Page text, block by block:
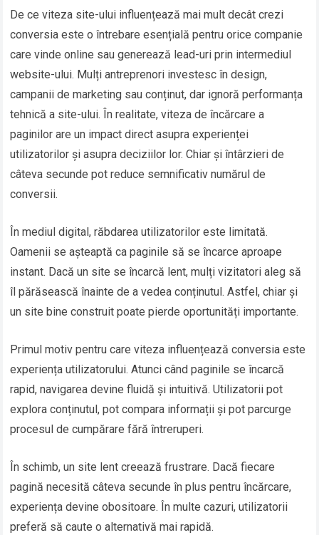
De ce viteza site-ului influențează mai mult decât crezi
conversia este o întrebare esențială pentru orice companie
care vinde online sau generează lead-uri prin intermediul
website-ului. Mulți antreprenori investesc în design,
campanii de marketing sau conținut, dar ignoră performanța
tehnică a site-ului. În realitate, viteza de încărcare a
paginilor are un impact direct asupra experienței
utilizatorilor și asupra deciziilor lor. Chiar și întârzieri de
câteva secunde pot reduce semnificativ numărul de
conversii.
În mediul digital, răbdarea utilizatorilor este limitată.
Oamenii se așteaptă ca paginile să se încarce aproape
instant. Dacă un site se încarcă lent, mulți vizitatori aleg să
îl părăsească înainte de a vedea conținutul. Astfel, chiar și
un site bine construit poate pierde oportunități importante.
Primul motiv pentru care viteza influențează conversia este
experiența utilizatorului. Atunci când paginile se încarcă
rapid, navigarea devine fluidă și intuitivă. Utilizatorii pot
explora conținutul, pot compara informații și pot parcurge
procesul de cumpărare fără întreruperi.
În schimb, un site lent creează frustrare. Dacă fiecare
pagină necesită câteva secunde în plus pentru încărcare,
experiența devine obositoare. În multe cazuri, utilizatorii
preferă să caute o alternativă mai rapidă.